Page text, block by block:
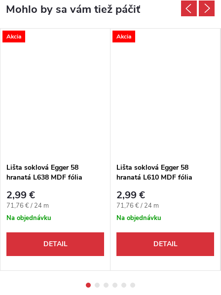
Akcia
Lišta soklová Egger 58
hranatá L638 MDF fólia
2,99 €
Jednotková cena:
71,76 € / 24 m
Na objednávku
DETAIL
Akcia
Lišta soklová Egger 58
hranatá L610 MDF fólia
2,99 €
Jednotková cena:
71,76 € / 24 m
Na objednávku
DETAIL